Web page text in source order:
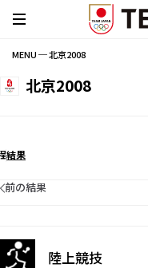
MENU ─ 北京2008
北京2008
結果
前の結果
陸上競技